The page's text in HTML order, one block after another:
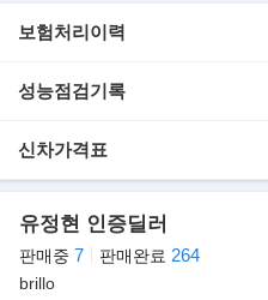
- 13,727km 실주행
- 깔끔하게 관리된 내/외관 보유
- 옵션으로 네비/후방캠/어라운드
▶강조 내역
- 1인 신조 / 정식 출고 / 완전 무사
- 보증 연장 추가 2년 2025년 9월
보험처리이력
성능점검기록
신차가격표
유정현 인증딜러
판매중 7 판매완료 264
brillo